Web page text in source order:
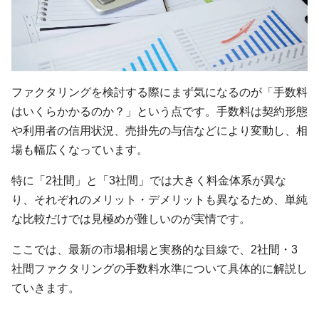
ファクタリングを検討する際にまず気になるのが「手数料
はいくらかかるのか？」という点です。手数料は契約形態
や利用者の信用状況、売掛先の与信などにより変動し、相
場も幅広くなっています。
特に「2社間」と「3社間」では大きく料金体系が異な
り、それぞれのメリット・デメリットも異なるため、単純
な比較だけでは見極めが難しいのが実情です。
ここでは、最新の市場相場と実務的な目線で、2社間・3
社間ファクタリングの手数料水準について具体的に解説し
ていきます。